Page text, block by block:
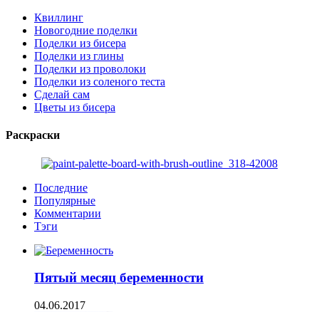
Квиллинг
Новогодние поделки
Поделки из бисера
Поделки из глины
Поделки из проволоки
Поделки из соленого теста
Сделай сам
Цветы из бисера
Раскраски
Последние
Популярные
Комментарии
Тэги
Пятый месяц беременности
04.06.2017